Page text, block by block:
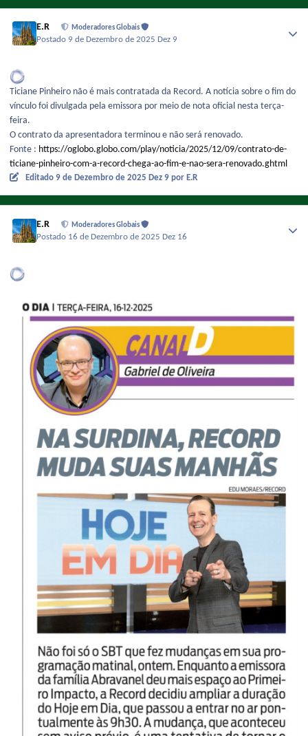
E.R Moderadores Globais
Postado 9 de Dezembro de 2025 Dez 9
Ticiane Pinheiro não é mais contratada da Record. A notícia sobre o fim do
vínculo foi divulgada pela emissora por meio de nota oficial nesta terça-
feira.
O contrato da apresentadora terminou e não será renovado.
Fonte : https://oglobo.globo.com/play/noticia/2025/12/09/contrato-de-
ticiane-pinheiro-com-a-record-chega-ao-fim-e-nao-sera-renovado.ghtml
Editado 9 de Dezembro de 2025 Dez 9por E.R
E.R Moderadores Globais
Postado 16 de Dezembro de 2025 Dez 16